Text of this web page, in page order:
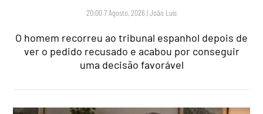
20:00 7 Agosto, 2026 |João Luís
O homem recorreu ao tribunal espanhol depois de
ver o pedido recusado e acabou por conseguir
uma decisão favorável